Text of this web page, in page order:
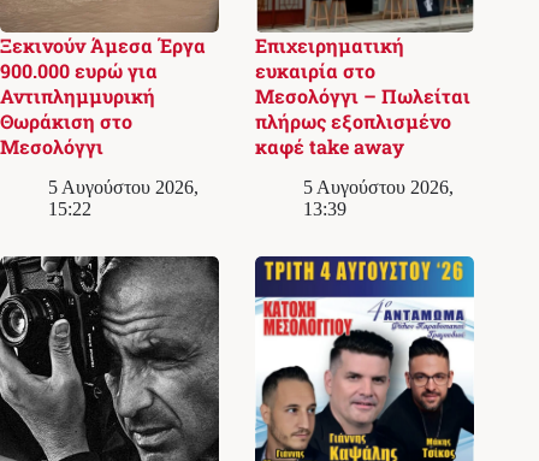
Ξεκινούν Άμεσα Έργα
900.000 ευρώ για
Αντιπλημμυρική
Θωράκιση στο
Μεσολόγγι
5 Αυγούστου 2026,
15:22
Επιχειρηματική
ευκαιρία στο
Μεσολόγγι – Πωλείται
πλήρως εξοπλισμένο
καφέ take away
5 Αυγούστου 2026,
13:39